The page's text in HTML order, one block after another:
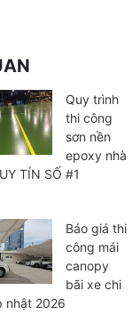
Quy trình
thi công
sơn nền
epoxy nhà
TÍN SỐ #1
Báo giá thi
công mái
canopy
bãi xe chi
nhật 2026